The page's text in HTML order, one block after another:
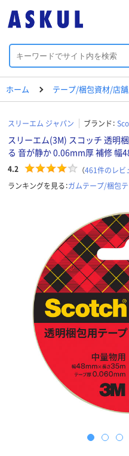
ホーム テープ/梱包資材/店
スリーエム ジャパン ブランド：
スリーエム(3M) スコッチ 透明
る 音が静か 0.06mm厚 補修
4.2 （461件のレビ
ランキングを見る：ガムテープ/梱包